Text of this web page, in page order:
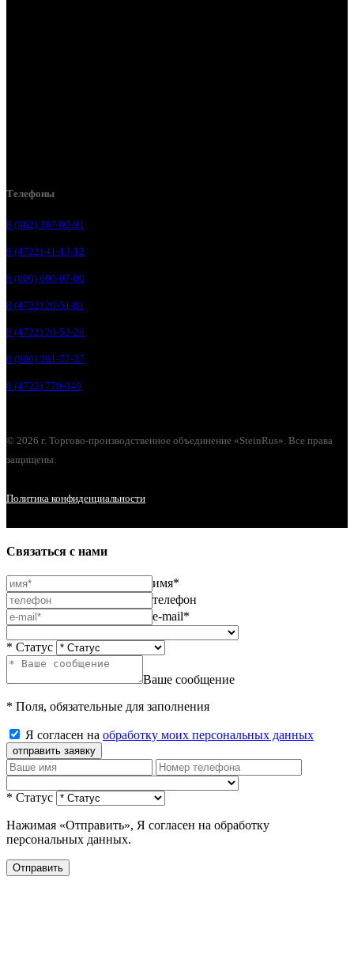
Телефоны
8 (962) 307-00-91
8 (4722) 41-13-12
8 (800) 600-07-00
8 (4722) 20-51-81
8 (4722) 20-52-26
8 (800) 301-77-37
8 (4722) 770-940
© 2026 г. Торгово-производственное объединение «SteinRus». Все права
защищены.
Политика конфиденциальности
Связаться с нами
имя*
телефон
e-mail*
* Статус
Ваше сообщение
* Поля, обязательные для заполнения
Я согласен на обработку моих персональных данных
отправить заявку
* Статус
Нажимая «Отправить», Я согласен на обработку
персональных данных.